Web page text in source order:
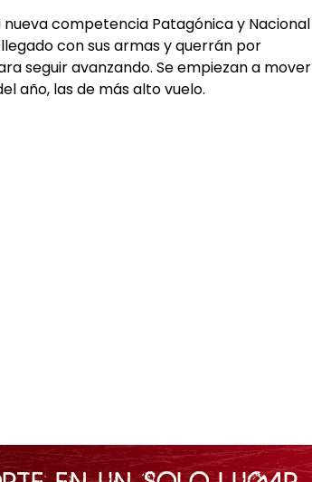
competencia Patagónica y Nacional
con sus armas y querrán por
seguir avanzando. Se empiezan a mover
año, las de más alto vuelo.